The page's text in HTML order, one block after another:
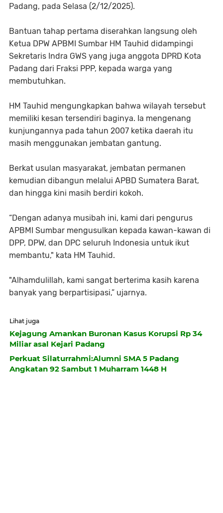
Padang, pada Selasa (2/12/2025).
Bantuan tahap pertama diserahkan langsung oleh
Ketua DPW APBMI Sumbar HM Tauhid didampingi
Sekretaris Indra GWS yang juga anggota DPRD Kota
Padang dari Fraksi PPP, kepada warga yang
membutuhkan.
HM Tauhid mengungkapkan bahwa wilayah tersebut
memiliki kesan tersendiri baginya. Ia mengenang
kunjungannya pada tahun 2007 ketika daerah itu
masih menggunakan jembatan gantung.
Berkat usulan masyarakat, jembatan permanen
kemudian dibangun melalui APBD Sumatera Barat,
dan hingga kini masih berdiri kokoh.
“Dengan adanya musibah ini, kami dari pengurus
APBMI Sumbar mengusulkan kepada kawan-kawan di
DPP, DPW, dan DPC seluruh Indonesia untuk ikut
membantu," kata HM Tauhid.
"Alhamdulillah, kami sangat berterima kasih karena
banyak yang berpartisipasi,” ujarnya.
Lihat juga
Kejagung Amankan Buronan Kasus Korupsi Rp 34
Miliar asal Kejari Padang
Perkuat Silaturrahmi:Alumni SMA 5 Padang
Angkatan 92 Sambut 1 Muharram 1448 H